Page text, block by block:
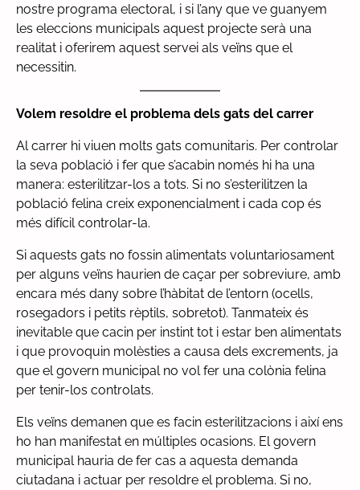
nostre programa electoral, i si l’any que ve guanyem
les eleccions municipals aquest projecte serà una
realitat i oferirem aquest servei als veïns que el
necessitin.
Volem resoldre el problema dels gats del carrer
Al carrer hi viuen molts gats comunitaris. Per controlar
la seva població i fer que s’acabin només hi ha una
manera: esterilitzar-los a tots. Si no s’esterilitzen la
població felina creix exponencialment i cada cop és
més difícil controlar-la.
Si aquests gats no fossin alimentats voluntariosament
per alguns veïns haurien de caçar per sobreviure, amb
encara més dany sobre l’hàbitat de l’entorn (ocells,
rosegadors i petits rèptils, sobretot). Tanmateix és
inevitable que cacin per instint tot i estar ben alimentats
i que provoquin molèsties a causa dels excrements, ja
que el govern municipal no vol fer una colònia felina
per tenir-los controlats.
Els veïns demanen que es facin esterilitzacions i així ens
ho han manifestat en múltiples ocasions. El govern
municipal hauria de fer cas a aquesta demanda
ciutadana i actuar per resoldre el problema. Si no,